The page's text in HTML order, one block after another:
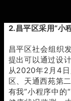
2.昌平区采用“小
昌平区社会组织
提出可以通过设
从2020年2月4
区、天通西苑第
有我”小程序中的